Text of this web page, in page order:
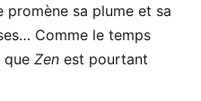
promène sa plume et sa
Comme le temps
que Zen est pourtant